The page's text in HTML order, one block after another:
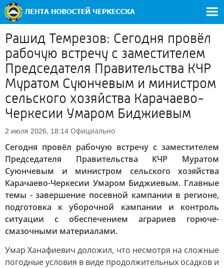
Рашид Темрезов: Сегодня провёл
рабочую встречу с заместителем
Председателя Правительства КЧР
Муратом Суюнчевым и министром
сельского хозяйства Карачаево-
Черкесии Умаром Биджиевым
2 июля 2026, 18:14 Официально
Сегодня провёл рабочую встречу с заместителем
Председателя Правительства КЧР Муратом
Суюнчевым и министром сельского хозяйства
Карачаево-Черкесии Умаром Биджиевым. Главные
темы - завершение посевной кампании в регионе,
подготовка к уборочной кампании и контроль
ситуации с обеспечением аграриев горюче-
смазочными материалами.
Умар Ханафиевич доложил, что несмотря на сложные
погодные условия в виде продолжительных осадков и